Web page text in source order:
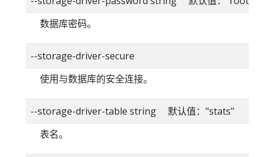
数据库密码。
--storage-driver-secure
使用与数据库的安全连接。
--storage-driver-table string 默认值："stats"
表名。